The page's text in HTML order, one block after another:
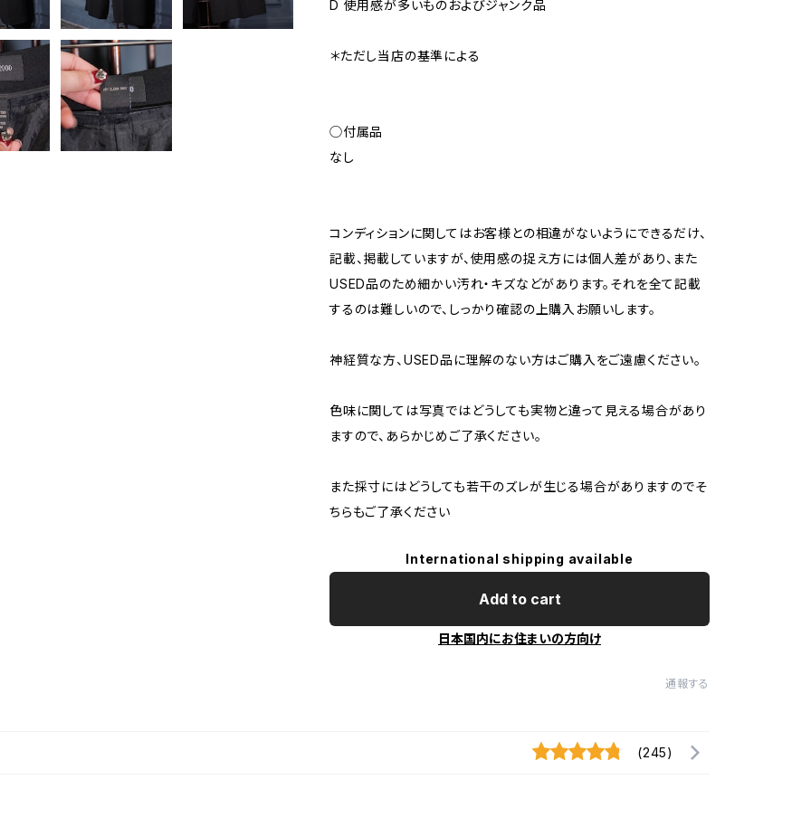
D 使用感が多いものおよびジャンク品
＊ただし当店の基準による
◯付属品
なし
コンディションに関してはお客様との相違がないようにできるだけ、
記載、掲載していますが、使用感の捉え方には個人差があり、また
USED品のため細かい汚れ・キズなどがあります。それを全て記載
するのは難しいので、しっかり確認の上購入お願いします。
神経質な方、USED品に理解のない方はご購入をご遠慮ください。
色味に関しては写真ではどうしても実物と違って見える場合があり
ますので、あらかじめご了承ください。
また採寸にはどうしても若干のズレが生じる場合がありますのでそ
ちらもご了承ください
International shipping available
Add to cart
日本国内にお住まいの方向け
通報する
(245)